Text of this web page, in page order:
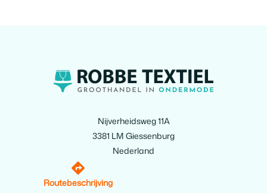
Nijverheidsweg 11A
3381 LM Giessenburg
Nederland
Routebeschrijving